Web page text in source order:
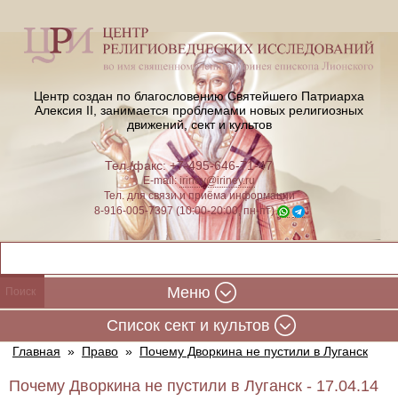
Центр создан по благословению Святейшего Патриарха
Алексия II, занимается проблемами новых религиозных
движений, сект и культов
Тел./факс: +7-495-646-71-47
E-mail:iriney@iriney.ru
Тел. для связи и приёма информации
8-916-005-7397 (10:00-20:00, пн-пт)
Меню
Cписок сект и культов
Главная » Право » Почему Дворкина не пустили в Луганск
Почему Дворкина не пустили в Луганск - 17.04.14